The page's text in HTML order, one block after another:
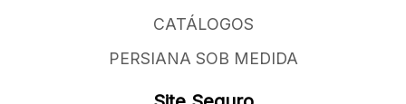
CATÁLOGOS
PERSIANA SOB MEDIDA